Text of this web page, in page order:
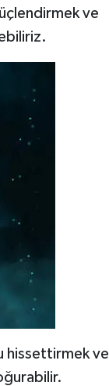
ve
hissettirmek ve